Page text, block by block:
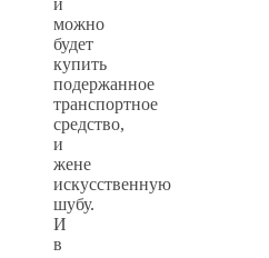
и
можно
будет
купить
подержанное
транспортное
средство,
и
жене
искусственную
шубу.
И
в